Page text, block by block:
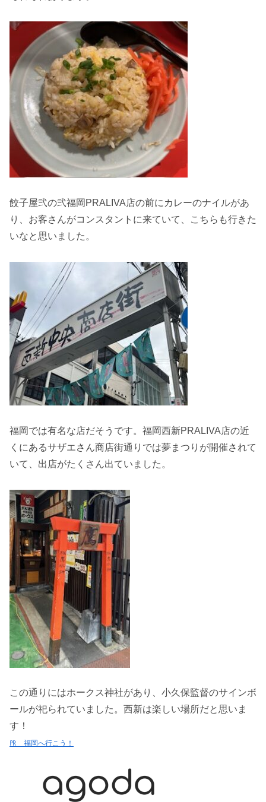
餃子屋弐の弐福岡PRALIVA店の前にカレーのナイルがあ
り、お客さんがコンスタントに来ていて、こちらも行きた
いなと思いました。
福岡では有名な店だそうです。福岡西新PRALIVA店の近
くにあるサザエさん商店街通りでは夢まつりが開催されて
いて、出店がたくさん出ていました。
この通りにはホークス神社があり、小久保監督のサインボ
ールが祀られていました。西新は楽しい場所だと思いま
す！
㏚ 福岡へ行こう！